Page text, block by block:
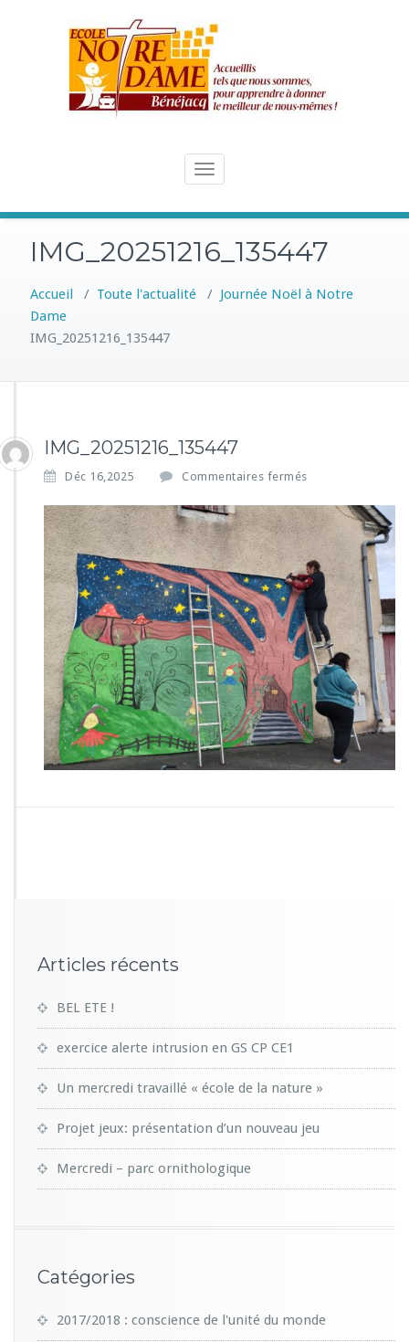
Toggle
IMG_20251216_135447
Accueil / Toute l'actualité / Journée Noël à Notre
Dame
IMG_20251216_135447
IMG_20251216_135447
Déc 16,2025 Commentaires fermés
I
G
_
0
2
5
1
2
1
6
1
5
Articles récents
BEL ETE !
exercice alerte intrusion en GS CP CE1
Un mercredi travaillé « école de la nature »
Projet jeux: présentation d’un nouveau jeu
Mercredi – parc ornithologique
Catégories
2017/2018 : conscience de l'unité du monde